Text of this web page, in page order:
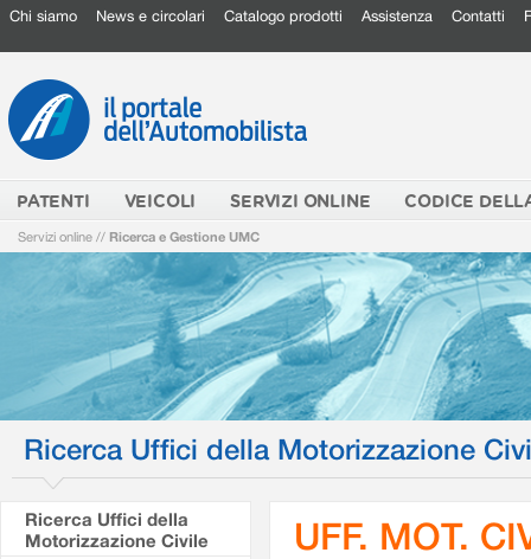
Chi siamo News e circolari Catalogo prodotti Assistenza Contatti
PATENTI VEICOLI SERVIZI ONLINE CODICE
Servizi online // Ricerca e Gestione UMC
Ricerca Uffici della Motorizzazione
Ricerca Uffici della
Motorizzazione Civile
UFF. MOT.